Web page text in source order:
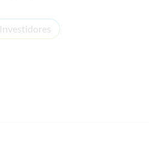
Investidores